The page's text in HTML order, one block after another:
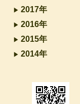
2017年
2016年
2015年
2014年